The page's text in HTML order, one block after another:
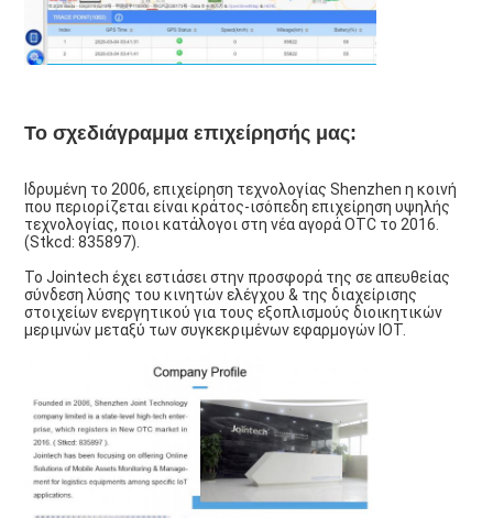
Το σχεδιάγραμμα επιχείρησής μας:
Ιδρυμένη το 2006, επιχείρηση τεχνολογίας Shenzhen η κοινή
που περιορίζεται είναι κράτος-ισόπεδη επιχείρηση υψηλής
τεχνολογίας, ποιοι κατάλογοι στη νέα αγορά OTC το 2016.
(Stkcd: 835897).
Το Jointech έχει εστιάσει στην προσφορά της σε απευθείας
σύνδεση λύσης του κινητών ελέγχου & της διαχείρισης
στοιχείων ενεργητικού για τους εξοπλισμούς διοικητικών
μεριμνών μεταξύ των συγκεκριμένων εφαρμογών IOT.